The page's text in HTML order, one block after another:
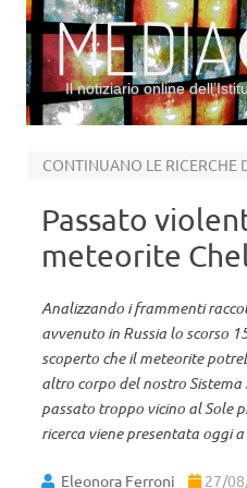
Il notiziario online
CONTINUANO LE RICERCHE
Passato
meteorite
Analizzando i frammenti
avvenuto in Russia lo scorso
scoperto che il meteorite
altro corpo del nostro Sistema
passato troppo vicino al Sole
ricerca viene presentata oggi a
Eleonora Ferroni 27/